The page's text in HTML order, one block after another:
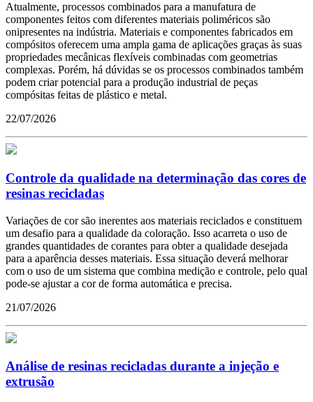
Atualmente, processos combinados para a manufatura de
componentes feitos com diferentes materiais poliméricos são
onipresentes na indústria. Materiais e componentes fabricados em
compósitos oferecem uma ampla gama de aplicações graças às suas
propriedades mecânicas flexíveis combinadas com geometrias
complexas. Porém, há dúvidas se os processos combinados também
podem criar potencial para a produção industrial de peças
compósitas feitas de plástico e metal.
22/07/2026
Controle da qualidade na determinação das cores de
resinas recicladas
Variações de cor são inerentes aos materiais reciclados e constituem
um desafio para a qualidade da coloração. Isso acarreta o uso de
grandes quantidades de corantes para obter a qualidade desejada
para a aparência desses materiais. Essa situação deverá melhorar
com o uso de um sistema que combina medição e controle, pelo qual
pode-se ajustar a cor de forma automática e precisa.
21/07/2026
Análise de resinas recicladas durante a injeção e
extrusão